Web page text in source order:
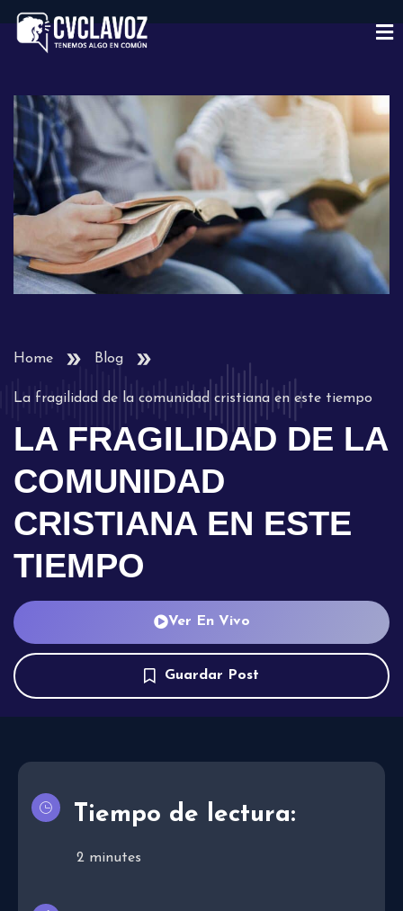
Home Blog
La fragilidad de la comunidad cristiana en este tiempo
LA FRAGILIDAD DE LA
COMUNIDAD
CRISTIANA EN ESTE
TIEMPO
Ver En Vivo
Guardar Post
Tiempo de lectura:
2 minutes